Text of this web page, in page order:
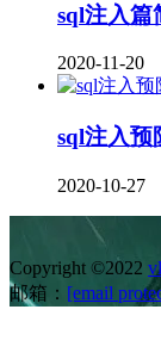
sql注入篇
2020-11-20
sql注入预
2020-10-27
Copyright ©2022
邮箱： [email